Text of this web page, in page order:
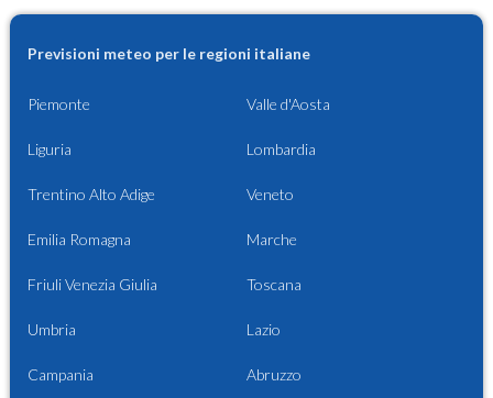
Previsioni meteo per le regioni italiane
Piemonte Valle d'Aosta
Liguria Lombardia
Trentino Alto Adige Veneto
Emilia Romagna Marche
Friuli Venezia Giulia Toscana
Umbria Lazio
Campania Abruzzo